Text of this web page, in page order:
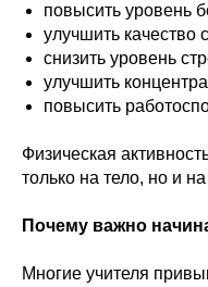
повысить уровень
улучшить качество
снизить уровень
улучшить
повысить
Физическая
только на тело, но и
Почему важно
Многие учителя